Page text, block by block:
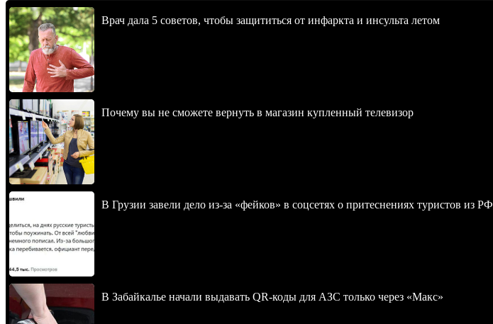
Врач дала 5 советов, чтобы защититься от инфаркта и инсульта летом
Почему вы не сможете вернуть в магазин купленный телевизор
В Грузии завели дело из-за «фейков» в соцсетях о притеснениях туристов из РФ
В Забайкалье начали выдавать QR-коды для АЗС только через «Макс»